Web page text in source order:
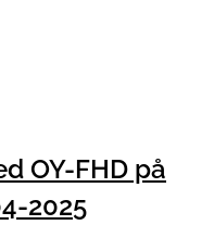
OY-FHD på
2025